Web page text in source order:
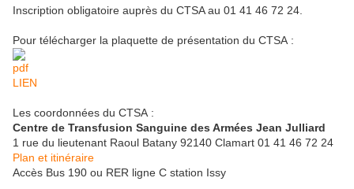
Inscription obligatoire auprès du CTSA au 01 41 46 72 24.
Pour télécharger la plaquette de présentation du CTSA :
LIEN
Les coordonnées du CTSA :
Centre de Transfusion Sanguine des Armées Jean Julliard
1 rue du lieutenant Raoul Batany 92140 Clamart 01 41 46 72 24
Plan et itinéraire
Accès Bus 190 ou RER ligne C station Issy